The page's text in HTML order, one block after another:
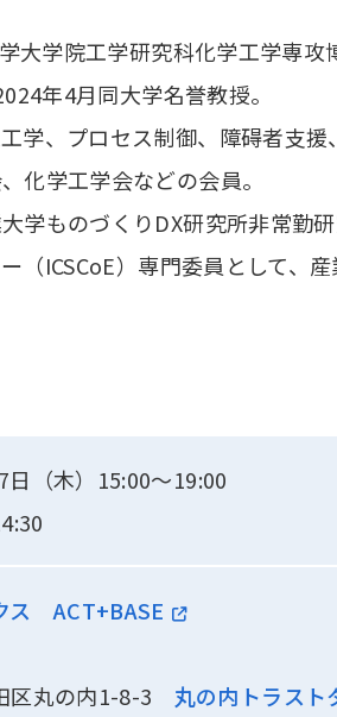
大学院工学研究科化学工学専
年4月同大学名誉教授。
学、プロセス制御、障碍者支
化学工学会などの会員。
学ものづくりDX研究所非常勤
（ICSCoE）専門委員として、
日（木）15:00～19:00
ス ACT+BASE
区丸の内1-8-3 丸の内トラスト